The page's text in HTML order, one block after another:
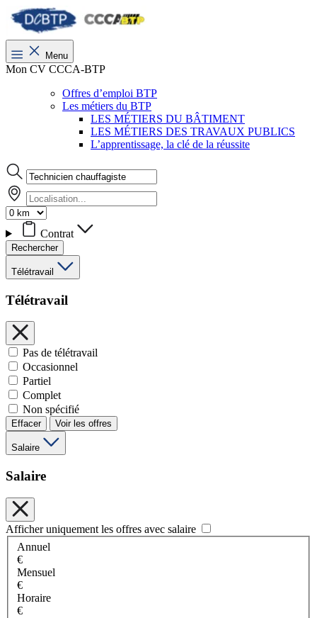
Menu
Mon CV CCCA-BTP
Offres d’emploi BTP
Les métiers du BTP
LES MÉTIERS DU BÂTIMENT
LES MÉTIERS DES TRAVAUX PUBLICS
L’apprentissage, la clé de la réussite
Contrat
Rechercher
Télétravail
Télétravail
Pas de télétravail
Occasionnel
Partiel
Complet
Non spécifié
Effacer Voir les offres
Salaire
Salaire
Afficher uniquement les offres avec salaire
Annuel
€
Mensuel
€
Horaire
€